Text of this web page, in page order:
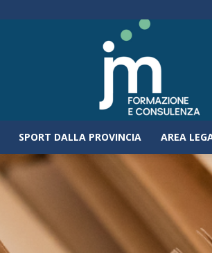
SPORT DALLA PROVINCIA AREA